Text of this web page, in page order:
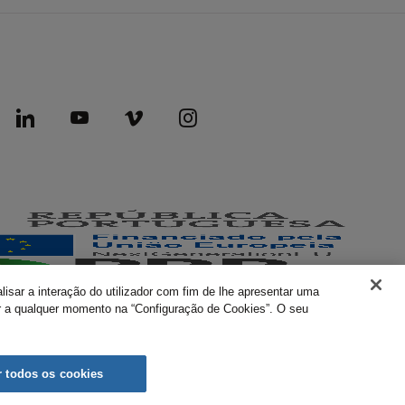
a interação do utilizador com fim de lhe apresentar uma
qualquer momento na “Configuração de Cookies”. O seu
todos os cookies